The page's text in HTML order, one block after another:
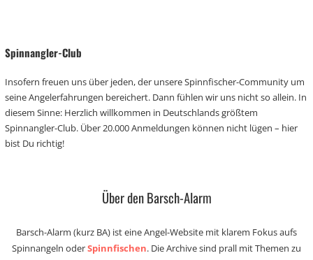
Spinnangler-Club
Insofern freuen uns über jeden, der unsere Spinnfischer-Community um
seine Angelerfahrungen bereichert. Dann fühlen wir uns nicht so allein. In
diesem Sinne: Herzlich willkommen in Deutschlands größtem
Spinnangler-Club. Über 20.000 Anmeldungen können nicht lügen – hier
bist Du richtig!
Über den Barsch-Alarm
Barsch-Alarm (kurz BA) ist eine Angel-Website mit klarem Fokus aufs
Spinnangeln oderSpinnfischen. Die Archive sind prall mit Themen zu